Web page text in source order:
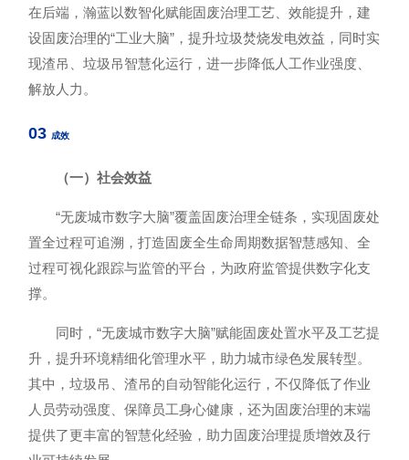
在后端，瀚蓝以数智化赋能固废治理工艺、效能提升，建
设固废治理的“工业大脑”，提升垃圾焚烧发电效益，同时实
现渣吊、垃圾吊智慧化运行，进一步降低人工作业强度、
解放人力。
03 成效
（一）社会效益
“无废城市数字大脑”覆盖固废治理全链条，实现固废处
置全过程可追溯，打造固废全生命周期数据智慧感知、全
过程可视化跟踪与监管的平台，为政府监管提供数字化支
撑。
同时，“无废城市数字大脑”赋能固废处置水平及工艺提
升，提升环境精细化管理水平，助力城市绿色发展转型。
其中，垃圾吊、渣吊的自动智能化运行，不仅降低了作业
人员劳动强度、保障员工身心健康，还为固废治理的末端
提供了更丰富的智慧化经验，助力固废治理提质增效及行